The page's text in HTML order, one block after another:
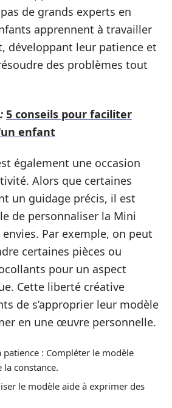
de grands experts en
apprennent à travailler
développant leur patience et
des problèmes tout
5 conseils pour faciliter
enfant
également une occasion
Alors que certaines
un guidage précis, il est
de personnaliser la Mini
Par exemple, on peut
certaines pièces ou
pour un aspect
Cette liberté créative
de s’approprier leur modèle
en une œuvre personnelle.
: Compléter le modèle
constance.
le modèle aide à exprimer des